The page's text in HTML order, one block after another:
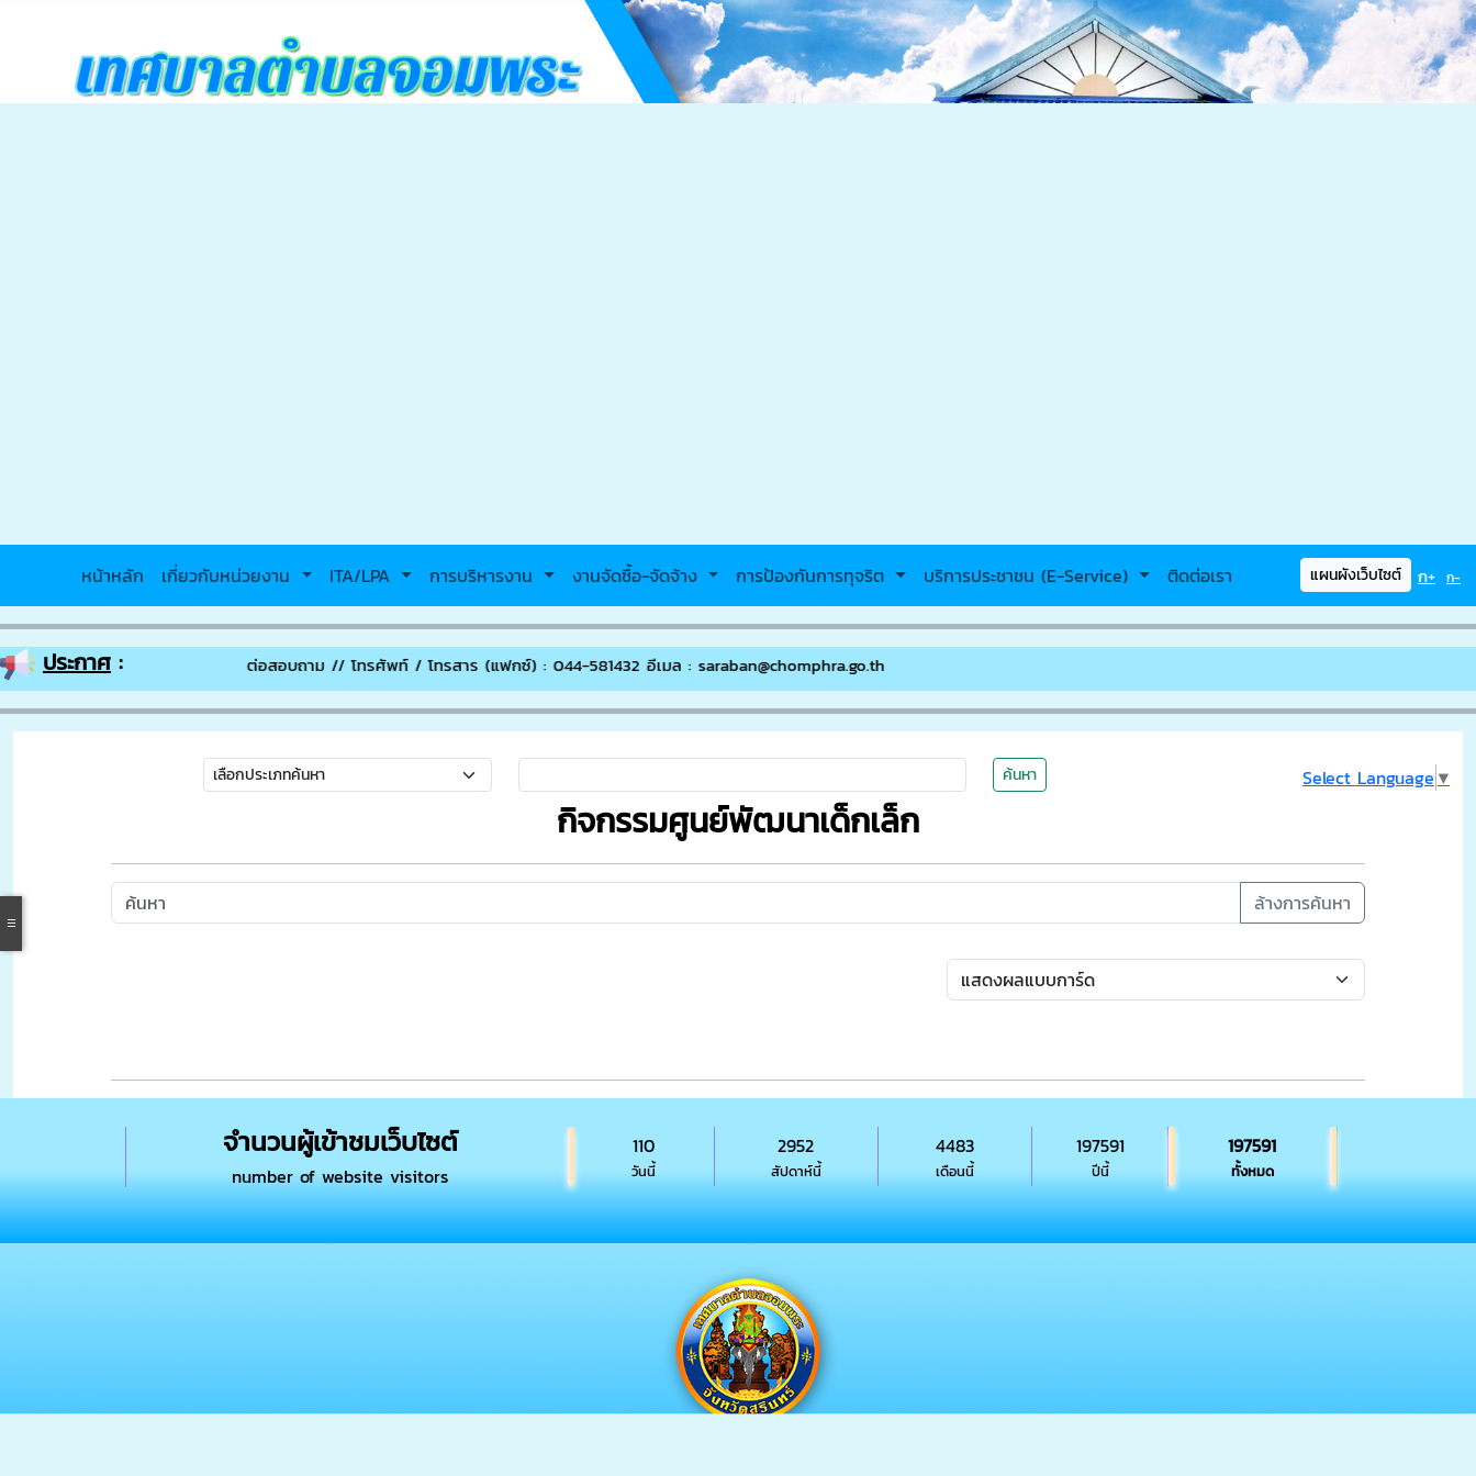
หน้าหลัก เกี่ยวกับหน่วยงาน ITA/LPA การบริหารงาน งานจัดซื้อ-จัดจ้าง การป้องกันการทุจริต บริการประชาชน (E-Service) ติดต่อเรา แผนผังเว็บไซต์ ก+ ก-
ประกาศ :
งานเทศบาลตำบลจอมพระ ติดต่อสอบถาม // โทรศัพท์ / โทรสาร (แฟกซ์) : 044-581432 อีเมล : saraban@chomphra.go.th
ค้นหา Select Language ▼
กิจกรรมศูนย์พัฒนาเด็กเล็ก
ล้างการค้นหา
จำนวนผู้เข้าชมเว็บไซต์
number of website visitors วันนี้
110
สัปดาห์นี้
2952
เดือนนี้
4483
ปีนี้
197591
ทั้งหมด
197591